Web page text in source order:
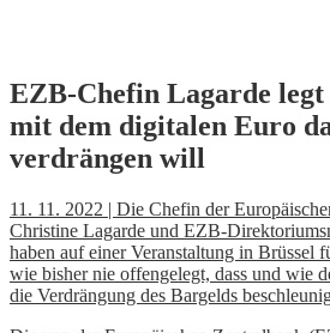
Skip
to
content
EZB-Chefin Lagarde legt
mit dem digitalen Euro
verdrängen will
11. 11. 2022 | Die Chefin der
Christine Lagarde und EZB-
haben auf einer Veranstaltung in Brüssel
wie bisher nie offengelegt, dass und wie
die Verdrängung des Bargelds